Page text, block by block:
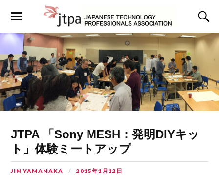
JTPA 「Sony MESH：発明DIYキッ
ト」体験ミートアップ
JIN YAMANAKA 2015年1月12日